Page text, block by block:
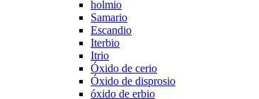
holmio
Samario
Escandio
Iterbio
Itrio
Óxido de cerio
Óxido de disprosio
óxido de erbio